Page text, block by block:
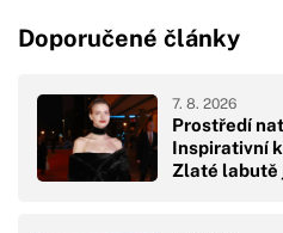
Doporučené články
Prostředí
Inspirativní
Zlaté labutě
7. 8. 2026